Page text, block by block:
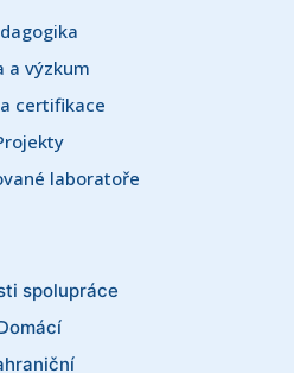
a výzkum
certifikace
laboratoře
spolupráce